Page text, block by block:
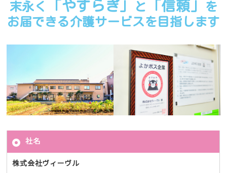
末永く 「やすらぎ」 と 「信頼」
を
お届できる介護サービスを目指します
社名
株式会社ヴィーヴル